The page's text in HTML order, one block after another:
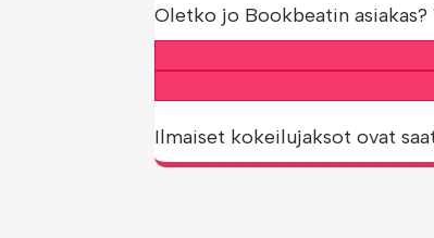
Oletko jo Bookbeatin
Ilmaiset kokeilujaksot ovat